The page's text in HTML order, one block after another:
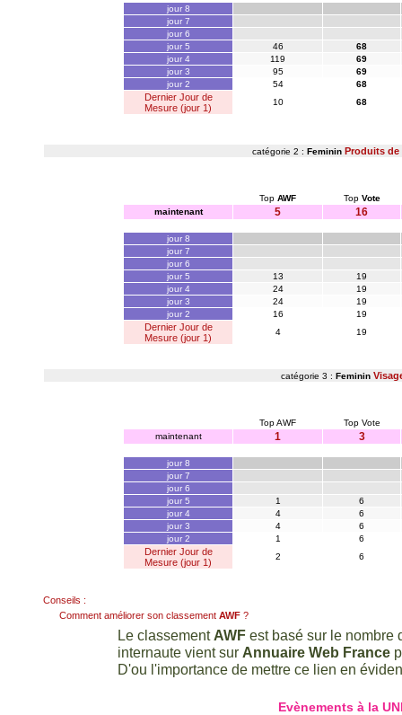
jour 8
jour 7
jour 6
jour 5
46
68
jour 4
119
69
jour 3
95
69
jour 2
54 68
Dernier Jour de
Mesure (jour 1)
10 68
catégorie 2 : Feminin Produits de
Top AWF Top Vote
maintenant
5 16
jour 8
jour 7
jour 6
jour 5
13
19
jour 4
24
19
jour 3
24
19
jour 2
16 19
Dernier Jour de
Mesure (jour 1)
4 19
catégorie 3 : Feminin
Top AWF
Top Vote
maintenant
1 3
jour 8
jour 7
jour 6
jour 5
1
6
jour 4
4
6
jour 3
4
6
jour 2
1 6
Dernier Jour de
Mesure (jour 1)
2 6
Conseils :
Comment améliorer son classement AWF ?
Le classement AWF est basé sur le nombre
internaute vient sur Annuaire Web France
D'ou l'importance de mettre ce lien en
Evènements à la